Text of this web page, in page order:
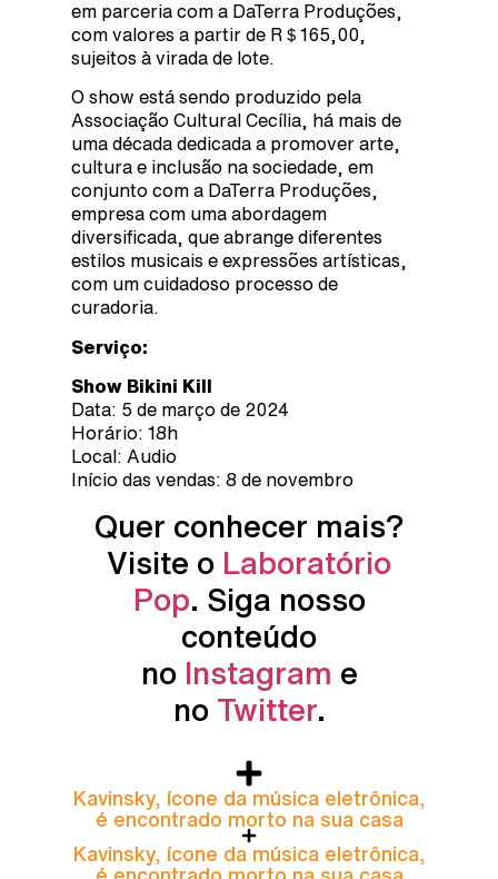
em parceria com a DaTerra Produções,
com valores a partir de R＄165,00,
sujeitos à virada de lote.
O show está sendo produzido pela
Associação Cultural Cecília, há mais de
uma década dedicada a promover arte,
cultura e inclusão na sociedade, em
conjunto com a DaTerra Produções,
empresa com uma abordagem
diversificada, que abrange diferentes
estilos musicais e expressões artísticas,
com um cuidadoso processo de
curadoria.
Serviço:
Show Bikini Kill
Data: 5 de março de 2024
Horário: 18h
Local: Audio
Início das vendas: 8 de novembro
Quer conhecer mais?
Visite o Laboratório
Pop. Siga nosso
conteúdo
no Instagram e
no Twitter.
Kavinsky, ícone da música eletrônica,
é encontrado morto na sua casa
Kavinsky, ícone da música eletrônica,
é encontrado morto na sua casa